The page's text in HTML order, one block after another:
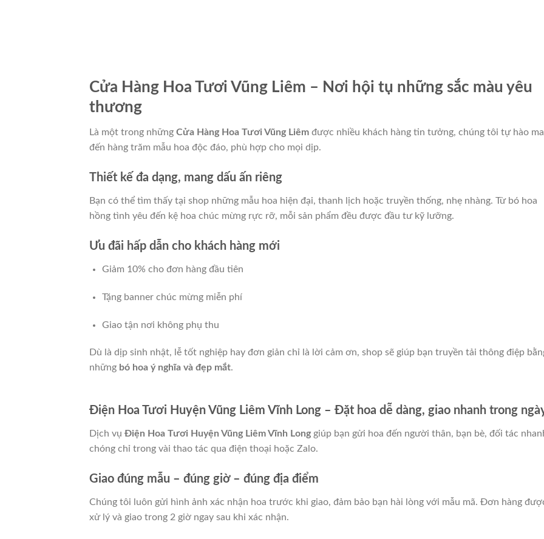
Cửa Hàng Hoa Tươi Vũng Liêm – Nơi hội tụ những sắc màu yêu
thương
Là một trong những Cửa Hàng Hoa Tươi Vũng Liêm được nhiều khách hàng tin tưởng, chúng tôi tự hào
đến hàng trăm mẫu hoa độc đáo, phù hợp cho mọi dịp.
Thiết kế đa dạng, mang dấu ấn riêng
Bạn có thể tìm thấy tại shop những mẫu hoa hiện đại, thanh lịch hoặc truyền thống, nhẹ nhàng. Từ bó hoa
hồng tình yêu đến kệ hoa chúc mừng rực rỡ, mỗi sản phẩm đều được đầu tư kỹ lưỡng.
Ưu đãi hấp dẫn cho khách hàng mới
Giảm 10% cho đơn hàng đầu tiên
Tặng banner chúc mừng miễn phí
Giao tận nơi không phụ thu
Dù là dịp sinh nhật, lễ tốt nghiệp hay đơn giản chỉ là lời cảm ơn, shop sẽ giúp bạn truyền tải thông điệp
những bó hoa ý nghĩa và đẹp mắt.
Điện Hoa Tươi Huyện Vũng Liêm Vĩnh Long – Đặt hoa dễ dàng, giao nhanh trong
Dịch vụ Điện Hoa Tươi Huyện Vũng Liêm Vĩnh Longgiúp bạn gửi hoa đến người thân, bạn bè, đối tác
chóng chỉ trong vài thao tác qua điện thoại hoặc Zalo.
Giao đúng mẫu – đúng giờ – đúng địa điểm
Chúng tôi luôn gửi hình ảnh xác nhận hoa trước khi giao, đảm bảo bạn hài lòng với mẫu mã. Đơn hàng
xử lý và giao trong 2 giờ ngay sau khi xác nhận.